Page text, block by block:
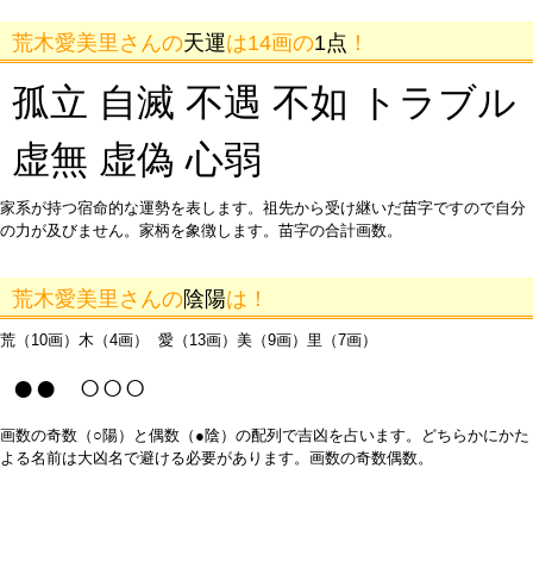
荒木愛美里さんの天運は14画の1点 ！
孤立 自滅 不遇 不如 トラブル
虚無 虚偽 心弱
家系が持つ宿命的な運勢を表します。祖先から受け継いだ苗字ですので自分
の力が及びません。家柄を象徴します。苗字の合計画数。
荒木愛美里さんの陰陽は！
荒（10画）木（4画） 愛（13画）美（9画）里（7画）
●● ○○○
画数の奇数（○陽）と偶数（●陰）の配列で吉凶を占います。どちらかにかた
よる名前は大凶名で避ける必要があります。画数の奇数偶数。